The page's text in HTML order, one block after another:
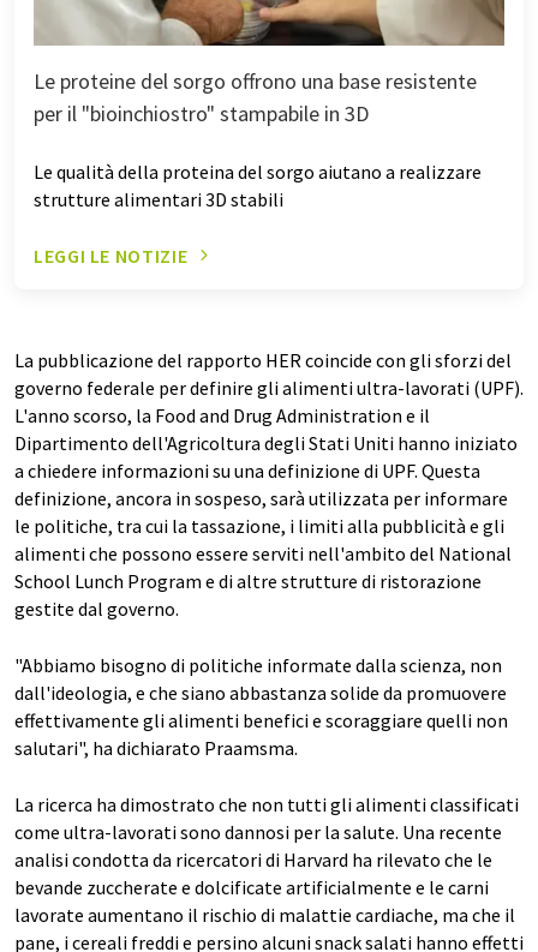
Le proteine del sorgo offrono una base resistente
per il "bioinchiostro" stampabile in 3D
Le qualità della proteina del sorgo aiutano a realizzare
strutture alimentari 3D stabili
LEGGI LE NOTIZIE
La pubblicazione del rapporto HER coincide con gli sforzi del
governo federale per definire gli alimenti ultra-lavorati (UPF).
L'anno scorso, la Food and Drug Administration e il
Dipartimento dell'Agricoltura degli Stati Uniti hanno iniziato
a chiedere informazioni su una definizione di UPF. Questa
definizione, ancora in sospeso, sarà utilizzata per informare
le politiche, tra cui la tassazione, i limiti alla pubblicità e gli
alimenti che possono essere serviti nell'ambito del National
School Lunch Program e di altre strutture di ristorazione
gestite dal governo.
"Abbiamo bisogno di politiche informate dalla scienza, non
dall'ideologia, e che siano abbastanza solide da promuovere
effettivamente gli alimenti benefici e scoraggiare quelli non
salutari", ha dichiarato Praamsma.
La ricerca ha dimostrato che non tutti gli alimenti classificati
come ultra-lavorati sono dannosi per la salute. Una recente
analisi condotta da ricercatori di Harvard ha rilevato che le
bevande zuccherate e dolcificate artificialmente e le carni
lavorate aumentano il rischio di malattie cardiache, ma che il
pane, i cereali freddi e persino alcuni snack salati hanno effetti